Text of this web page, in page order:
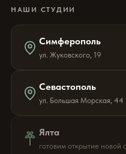
НАШИ СТУДИИ
Симферополь
ул. Жуковского, 19
Севастополь
ул. Большая Морская, 44
Ялта
готовим открытие новой